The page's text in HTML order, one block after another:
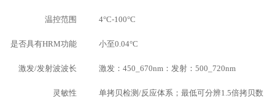
温控范围 4°C-100°C
是否具有HRM功能 小至0.04°C
激发/发射波波长 激发：450_670nm：发射：500_720nm
灵敏性
单拷贝检测/反应体系；最低可分辨1.5倍拷贝数